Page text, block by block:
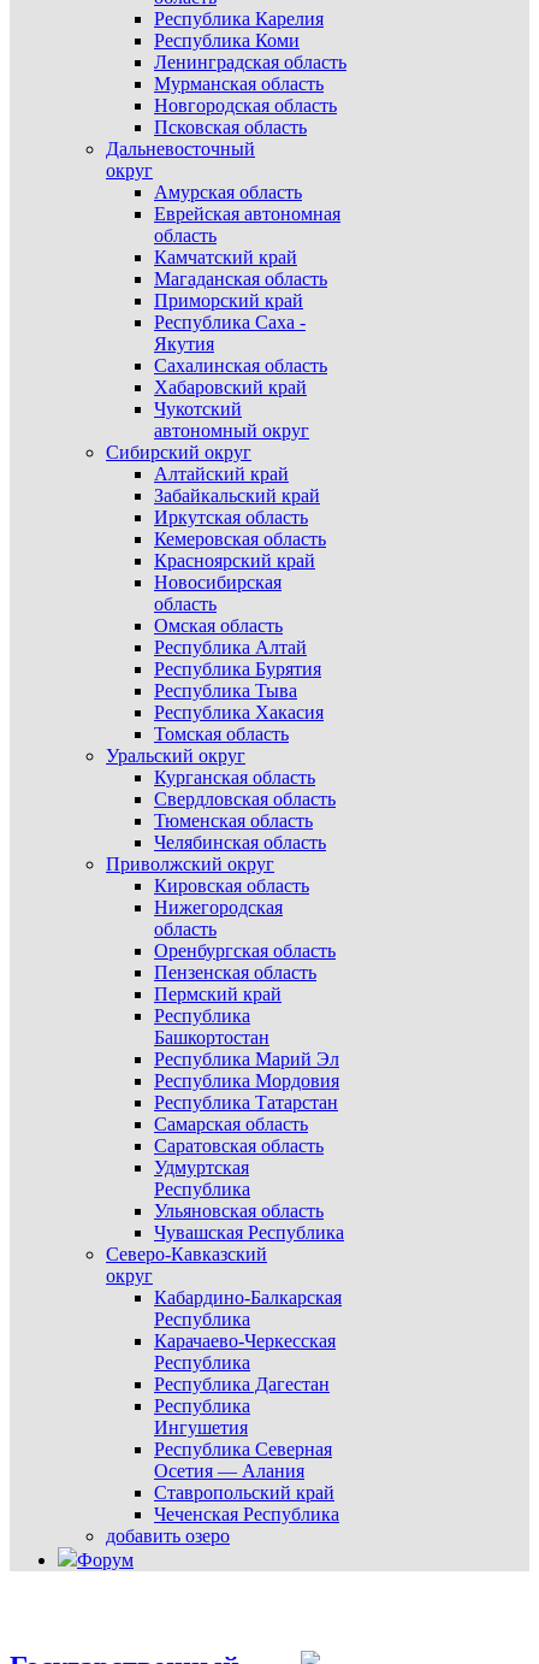
Республика Карелия
Республика Коми
Ленинградская область
Мурманская область
Новгородская область
Псковская область
Дальневосточный
округ
Амурская область
Еврейская автономная
область
Камчатский край
Магаданская область
Приморский край
Республика Саха -
Якутия
Сахалинская область
Хабаровский край
Чукотский
автономный округ
Сибирский округ
Алтайский край
Забайкальский край
Иркутская область
Кемеровская область
Красноярский край
Новосибирская
область
Омская область
Республика Алтай
Республика Бурятия
Республика Тыва
Республика Хакасия
Томская область
Уральский округ
Курганская область
Свердловская область
Тюменская область
Челябинская область
Приволжский округ
Кировская область
Нижегородская
область
Оренбургская область
Пензенская область
Пермский край
Республика
Башкортостан
Республика Марий Эл
Республика Мордовия
Республика Татарстан
Самарская область
Саратовская область
Удмуртская
Республика
Ульяновская область
Чувашская Республика
Северо-Кавказский
округ
Кабардино-Балкарская
Республика
Карачаево-Черкесская
Республика
Республика Дагестан
Республика
Ингушетия
Республика Северная
Осетия — Алания
Ставропольский край
Чеченская Республика
добавить озеро
Форум